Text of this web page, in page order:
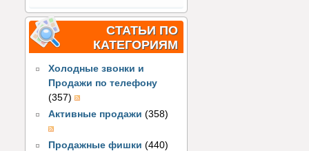
СТАТЬИ ПО
КАТЕГОРИЯМ
Холодные звонки и
Продажи по телефону
(357)
Активные продажи (358)
Продажные фишки (440)